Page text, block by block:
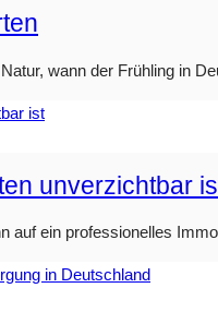
wann der Frühling in
unverzichtbar
auf ein professionelles